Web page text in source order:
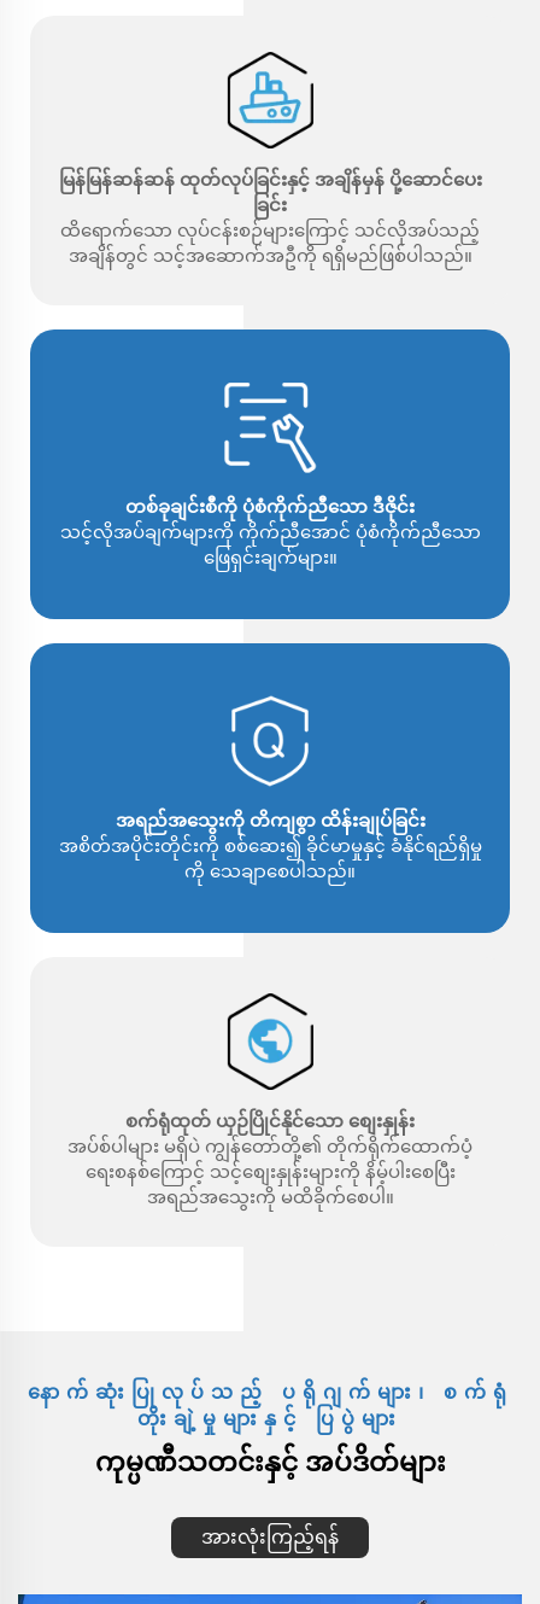
မြန်မြန်ဆန်ဆန် ထုတ်လုပ်ခြင်းနှင့် အချိန်မှန် ပို့ဆောင်ပေး
ခြင်း
ထိရောက်သော လုပ်ငန်းစဉ်များကြောင့် သင်လိုအပ်သည့်
အချိန်တွင် သင့်အဆောက်အဦကို ရရှိမည်ဖြစ်ပါသည်။
တစ်ခုချင်းစီကို ပုံစံကိုက်ညီသော ဒီဇိုင်း
သင့်လိုအပ်ချက်များကို ကိုက်ညီအောင် ပုံစံကိုက်ညီသော
ဖြေရှင်းချက်များ။
အရည်အသွေးကို တိကျစွာ ထိန်းချုပ်ခြင်း
အစိတ်အပိုင်းတိုင်းကို စစ်ဆေး၍ ခိုင်မာမှုနှင့် ခံနိုင်ရည်ရှိမှု
ကို သေချာစေပါသည်။
စက်ရုံထုတ် ယှဉ်ပြိုင်နိုင်သော စျေးနှုန်း
အပ်စ်ပါများ မရှိပဲ ကျွန်တော်တို့၏ တိုက်ရိုက်ထောက်ပံ့
ရေးစနစ်ကြောင့် သင့်စျေးနှုန်းများကို နိမ့်ပါးစေပြီး
အရည်အသွေးကို မထိခိုက်စေပါ။
နောက်ဆုံးပြုလုပ်သည့် ပရိုဂျက်များ၊ စက်ရုံ
တိုးချဲ့မှုများနှင့် ပြပွဲများ
ကုမ္ပဏီသတင်းနှင့် အပ်ဒိတ်များ
အားလုံးကြည့်ရန်